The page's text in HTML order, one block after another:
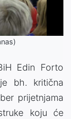
Edin Forto
bh. kritična
prijetnjama
koju će